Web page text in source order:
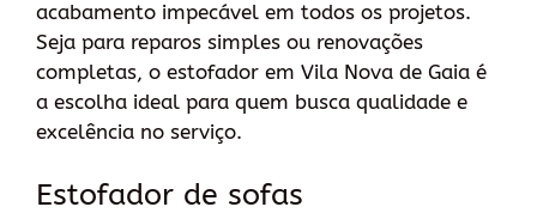
acabamento impecável em todos os projetos.
Seja para reparos simples ou renovações
completas, o estofador em Vila Nova de Gaia é
a escolha ideal para quem busca qualidade e
excelência no serviço.
Estofador de sofas